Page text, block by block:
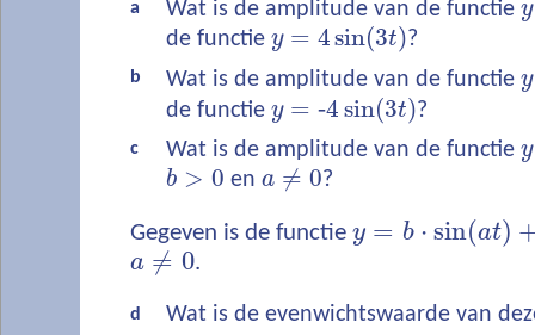
a Wat is de amplitude van de functie y
de functie y = 4sin(3t) ?
b Wat is de amplitude van de functie y
de functie y = ‐4 sin(3t) ?
c Wat is de amplitude van de functie y
b > 0 en a ≠ 0?
Gegeven is de functie y = b ⋅ sin(at)
a ≠ 0.
d Wat is de evenwichtswaarde van